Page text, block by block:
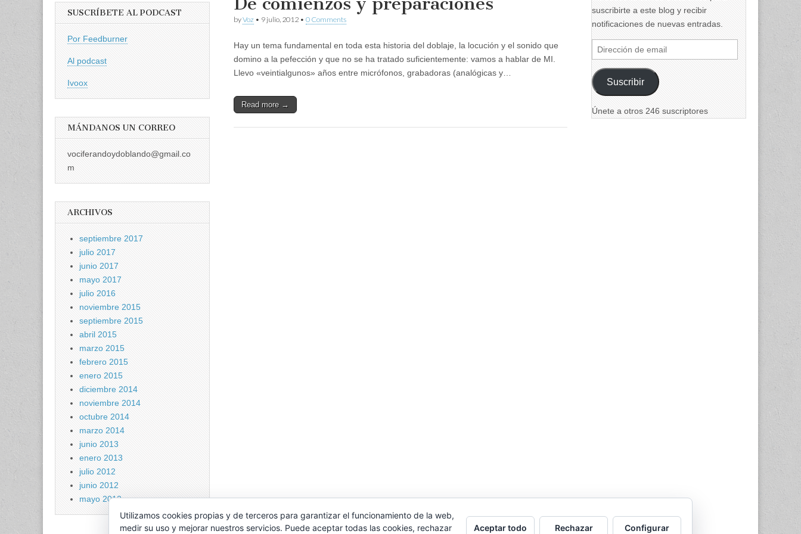
byVoz • 9 julio, 2012 • 0 Comments
Hay un tema fundamental en toda esta historia del doblaje, la locución y el sonido que
domino a la pefección y que no se ha tratado suficientemente: vamos a hablar de MI.
Llevo «veintialgunos» años entre micrófonos, grabadoras (analógicas y…
Read more →
SUSCRÍBETE AL PODCAST
Por Feedburner
Al podcast
Ivoox
MÁNDANOS UN CORREO
vociferandoydoblando@gmail.co
m
ARCHIVOS
septiembre 2017
julio 2017
junio 2017
mayo 2017
julio 2016
noviembre 2015
septiembre 2015
abril 2015
marzo 2015
febrero 2015
enero 2015
diciembre 2014
noviembre 2014
octubre 2014
marzo 2014
junio 2013
enero 2013
julio 2012
junio 2012
mayo 2012
suscribirte a este blog y recibir
notificaciones de nuevas entradas.
Dirección
de
email
Suscribir
Únete a otros 246 suscriptores
Utilizamos cookies propias y de terceros para garantizar el funcionamiento de la web,
medir su uso y mejorar nuestros servicios. Puede aceptar todas las cookies, rechazar
Aceptar todo Rechazar Configurar